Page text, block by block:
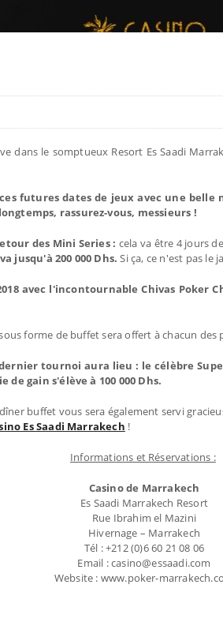
dans le somptueux Resort Es Saadi
futures dates de jeux avec une
rassurez-vous, messieurs !
des Mini Series : cela va être 4 jours
jusqu'à 200 000 Dhs.Si ça, ce n'est pas le
avec l'incontournable Chivas Poker
forme de buffet sera offert à chacun des
tournoi aura lieu : le célèbre
gain s'élève à 100 000 Dhs.
buffet vous sera également servi
Es Saadi Marrakech !
Informations et Réservations :
Casino de Marrakech
Es Saadi Marrakech Resort
Rue Ibrahim el Mazini
Hivernage – Marrakech
Tél : +212 (0)6 60 21 08 06
Email : casino@essaadi.com
Website : www.poker-